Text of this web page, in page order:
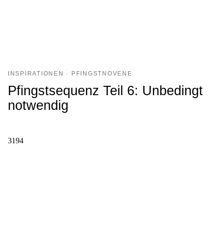
INSPIRATIONEN · PFINGSTNOVENE
Pfingstsequenz Teil 6: Unbedingt
notwendig
3194